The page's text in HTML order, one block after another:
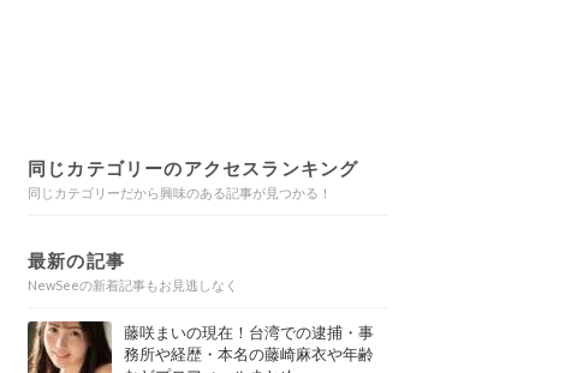
同じカテゴリーのアクセスランキング
同じカテゴリーだから興味のある記事が見つかる！
最新の記事
NewSeeの新着記事もお見逃しなく
藤咲まいの現在！台湾での逮捕・事
務所や経歴・本名の藤崎麻衣や年齢